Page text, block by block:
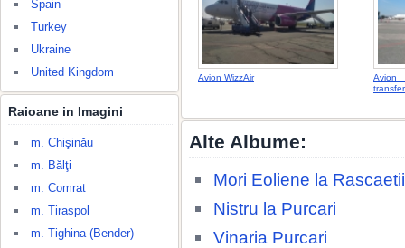
Spain
Turkey
Ukraine
United Kingdom
Raioane in Imagini
m. Chişinău
m. Bălţi
m. Comrat
m. Tiraspol
m. Tighina (Bender)
Avion WizzAir
Avion
Alte Albume:
Mori Eoliene la
Nistru la Purcari
Vinaria Purcari